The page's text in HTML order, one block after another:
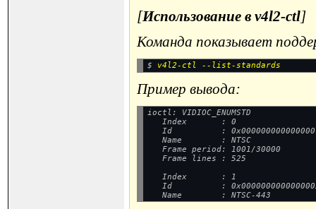
[Использование в v4l2-ctl]
Команда показывает
$
Пример вывода:
ioctl: VIDIOC_ENUMSTD
   Index       : 0
Id          :
   Name        : NTSC
   Frame period: 1001/30000
   Frame lines : 525
   Index       : 1
Id          :